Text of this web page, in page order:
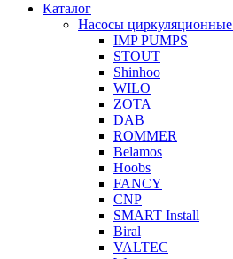
Каталог
Насосы циркуляционные
IMP PUMPS
STOUT
Shinhoo
WILO
ZOTA
DAB
ROMMER
Belamos
Hoobs
FANCY
CNP
SMART Install
Biral
VALTEC